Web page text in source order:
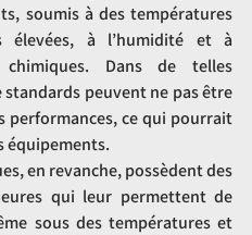
soumis à des températures
élevées, à l’humidité et à
Dans de telles
peuvent ne pas être
performances, ce qui pourrait
équipements.
en revanche, possèdent des
qui leur permettent de
sous des températures et